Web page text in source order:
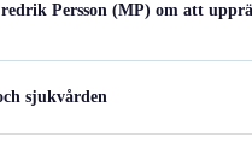
Persson (MP) om att
sjukvården